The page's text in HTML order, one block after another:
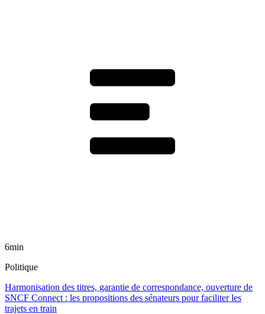
6min
Politique
Harmonisation des titres, garantie de correspondance, ouverture de
SNCF Connect : les propositions des sénateurs pour faciliter les
trajets en train